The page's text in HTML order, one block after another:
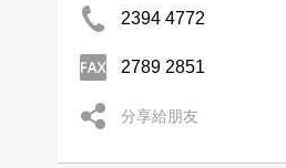
2394 4772
2789 2851
分享給朋友